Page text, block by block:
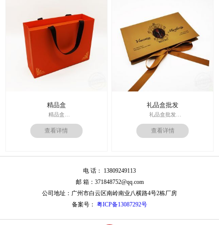
运输：全球发货，售后无忧
周期：签订合同确认样板后7-15个工
作日
精品盒
精品盒
印刷技术： 专色印刷
面纸：特种纸
内材料：1500克灰板
其他辅料：EVA+绒布内托；绸带
周期：签订合同确认样板后7-15个工
作日
查看详情
礼品盒批发
礼品盒批发
印刷技术： 专色印刷
面纸：特种纸
内材料：1500克灰板
价格：根据材质及工艺、数量报
周期：签订合同确认样板后7-15个工
查看详情
电 话： 13809249113
邮 箱：371848752@qq.com
公司地址：广州市白云区南岭南业八横路4号2栋厂房
备案号： 粤ICP备13087292号